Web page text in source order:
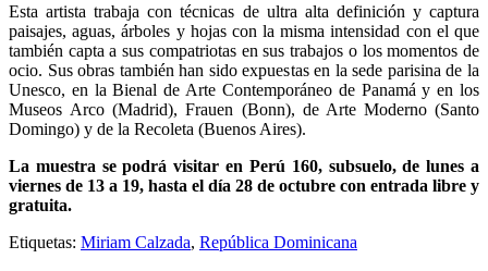
Esta artista trabaja con técnicas de ultra alta definición y captura
paisajes, aguas, árboles y hojas con la misma intensidad con el que
también capta a sus compatriotas en sus trabajos o los momentos de
ocio. Sus obras también han sido expuestas en la sede parisina de la
Unesco, en la Bienal de Arte Contemporáneo de Panamá y en los
Museos Arco (Madrid), Frauen (Bonn), de Arte Moderno (Santo
Domingo) y de la Recoleta (Buenos Aires).
La muestra se podrá visitar en Perú 160, subsuelo, de lunes a
viernes de 13 a 19, hasta el día 28 de octubre con entrada libre y
gratuita.
Etiquetas: Miriam Calzada, República Dominicana